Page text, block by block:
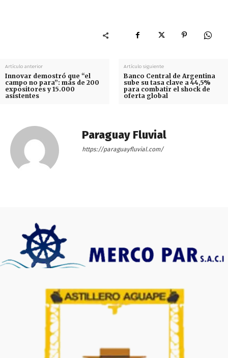
Artículo anterior
Innovar demostró que “el
campo no para”: más de 200
expositores y 15.000
asistentes
Artículo siguiente
Banco Central de Argentina
sube su tasa clave a 44,5%
para combatir el shock de
oferta global
Paraguay Fluvial
https://paraguayfluvial.com/